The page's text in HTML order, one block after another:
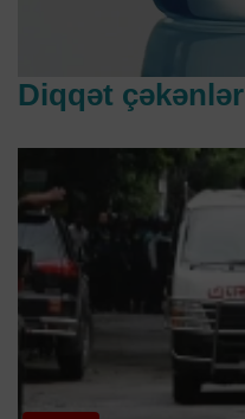
Diqqət çəkənlər